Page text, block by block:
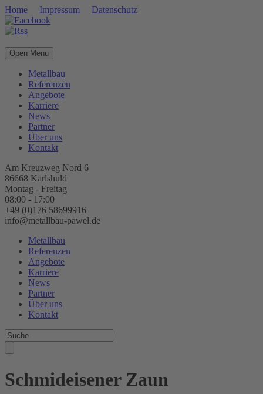
Home Impressum Datenschutz
Open Menu
Metallbau
Referenzen
Angebote
Karriere
News
Partner
Über uns
Kontakt
Am Kreuzweg Nord 6
86668 Karlshuld
Montag - Freitag
08:00 - 17:00
+49 (0)176 58699916
info@metallbau-pawel.de
Metallbau
Referenzen
Angebote
Karriere
News
Partner
Über uns
Kontakt
Schmideisener Zaun